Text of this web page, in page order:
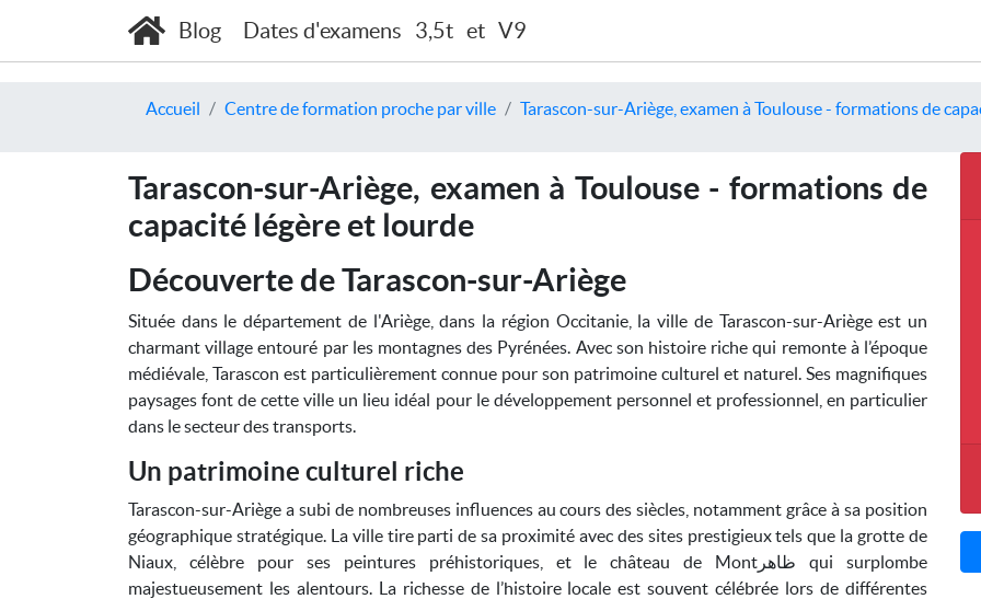
Blog Dates d'examens 3,5t et V9
Accueil Centre de formation proche par ville Tarascon-sur-Ariège, examen à Toulouse - formations de
Tarascon-sur-Ariège, examen à Toulouse - formations de
capacité légère et lourde
Découverte de Tarascon-sur-Ariège
Située dans le département de l'Ariège, dans la région Occitanie, la ville de Tarascon-sur-Ariège est un
charmant village entouré par les montagnes des Pyrénées. Avec son histoire riche qui remonte à l’époque
médiévale, Tarascon est particulièrement connue pour son patrimoine culturel et naturel. Ses magnifiques
paysages font de cette ville un lieu idéal pour le développement personnel et professionnel, en particulier
dans le secteur des transports.
Un patrimoine culturel riche
Tarascon-sur-Ariège a subi de nombreuses influences au cours des siècles, notamment grâce à sa position
géographique stratégique. La ville tire parti de sa proximité avec des sites prestigieux tels que la grotte de
Niaux, célèbre pour ses peintures préhistoriques, et le château de Montظاهر qui surplombe
majestueusement les alentours. La richesse de l’histoire locale est souvent célébrée lors de différentes